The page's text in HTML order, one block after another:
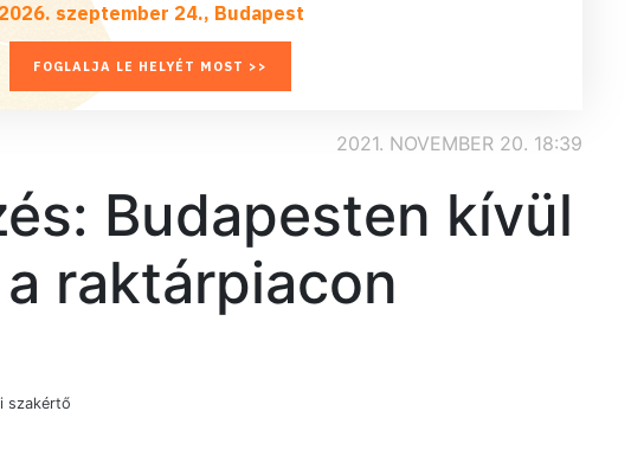
2026. szeptember 24., Budapest
FOGLALJA LE HELYÉT MOST >>
2021. NOVEMBER 20. 18:39
Budapesten kívül
raktárpiacon
szakértő